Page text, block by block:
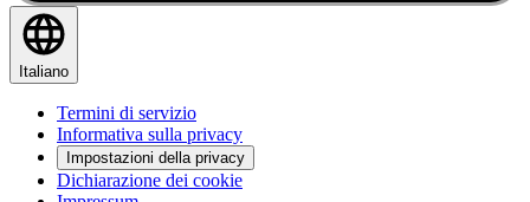
Italiano
Termini di servizio
Informativa sulla privacy
Impostazioni della privacy
Dichiarazione dei cookie